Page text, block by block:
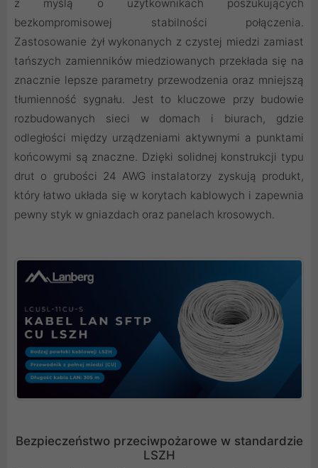
z myślą o użytkownikach poszukujących
bezkompromisowej stabilności połączenia.
Zastosowanie żył wykonanych z czystej miedzi zamiast
tańszych zamienników miedziowanych przekłada się na
znacznie lepsze parametry przewodzenia oraz mniejszą
tłumienność sygnału. Jest to kluczowe przy budowie
rozbudowanych sieci w domach i biurach, gdzie
odległości między urządzeniami aktywnymi a punktami
końcowymi są znaczne. Dzięki solidnej konstrukcji typu
drut o grubości 24 AWG instalatorzy zyskują produkt,
który łatwo układa się w korytach kablowych i zapewnia
pewny styk w gniazdach oraz panelach krosowych.
Bezpieczeństwo przeciwpożarowe w standardzie
LSZH